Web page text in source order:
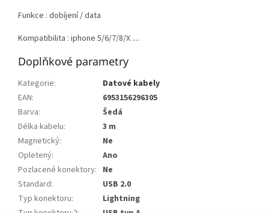
Funkce : dobíjení / data
Kompatibilita : iphone 5/6/7/8/X ....
Doplňkové parametry
Kategorie:
Datové kabely
EAN:
6953156296305
Barva:
Šedá
Délka kabelu:
3 m
Magnetický:
Ne
Opletený:
Ano
Pozlacené konektory: Ne
Standard:
USB 2.0
Typ konektoru:
Lightning